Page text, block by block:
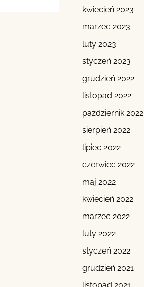
kwiecień 2023
marzec 2023
luty 2023
styczeń 2023
grudzień 2022
listopad 2022
październik 2022
sierpień 2022
lipiec 2022
czerwiec 2022
maj 2022
kwiecień 2022
marzec 2022
luty 2022
styczeń 2022
grudzień 2021